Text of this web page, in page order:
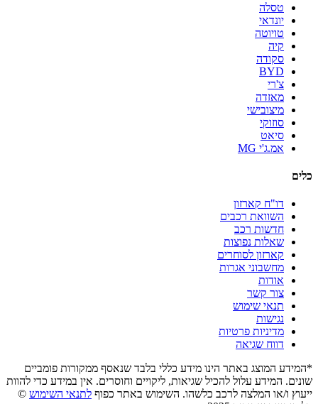
טסלה
יונדאי
טויוטה
קיה
סקודה
BYD
צ'רי
מאזדה
מיצובישי
סוזוקי
סיאט
אמ.ג'י MG
כלים
דו"ח קארזון
השוואת רכבים
חדשות רכב
שאלות נפוצות
קארזון לסוחרים
מחשבוני אגרות
אודות
צור קשר
תנאי שימוש
נגישות
מדיניות פרטיות
דווח שגיאה
*המידע המוצג באתר הינו מידע כללי בלבד שנאסף ממקורות פומביים
שונים. המידע עלול להכיל שגיאות, ליקויים וחוסרים. אין במידע כדי להוות
ייעוץ ו/או המלצה לרכב כלשהו. השימוש באתר כפוף לתנאי השימוש ©